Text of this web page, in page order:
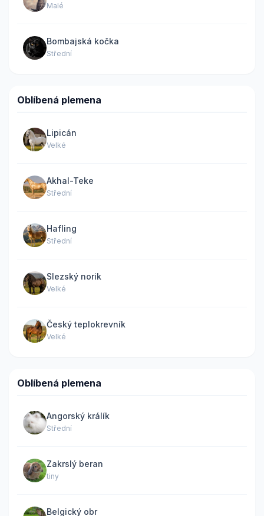
Malé
Bombajská kočka
Střední
Oblíbená plemena
Lipicán
Velké
Akhal-Teke
Střední
Hafling
Střední
Slezský norik
Velké
Český teplokrevník
Velké
Oblíbená plemena
Angorský králík
Střední
Zakrslý beran
tiny
Belgický obr